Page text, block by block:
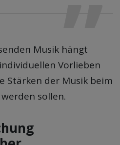
Musik hängt
Vorlieben
Stärken der Musik beim
sollen.